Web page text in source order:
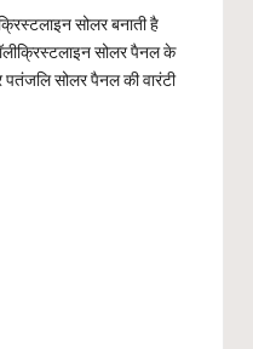
सोलर बनाती है
सोलर पैनल के
सोलर पैनल की वारंटी